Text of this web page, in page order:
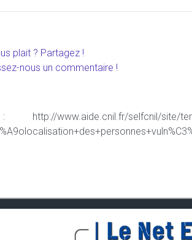
plait ? Partagez !
nous un commentaire !
www.aide.cnil.fr/selfcnil/site/